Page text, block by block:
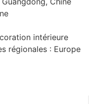
intérieure
régionales : Europe